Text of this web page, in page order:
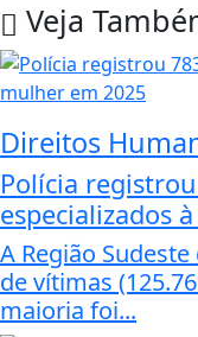
Veja
Direitos
Polícia
especializados
A Região
de vítimas
maioria foi...